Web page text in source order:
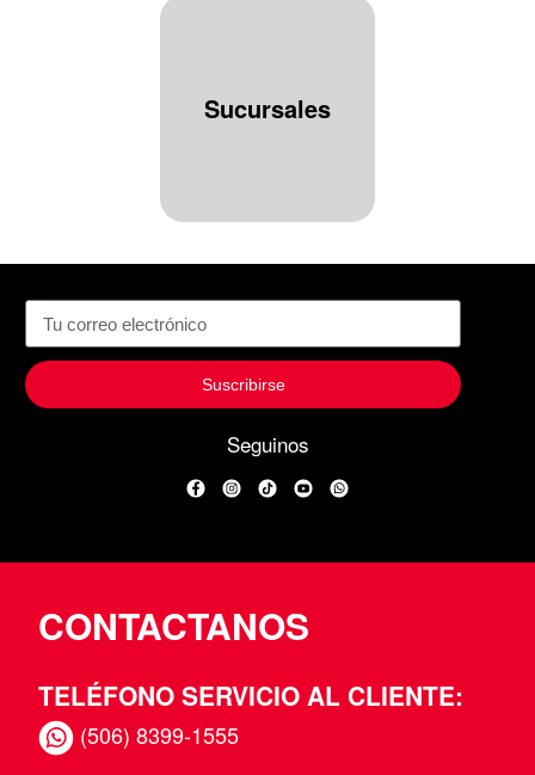
Sucursales
Suscribirse
Seguinos
FacebookInstagram
TikTokYouTubeWhatsApp
CONTACTANOS
TELÉFONO SERVICIO AL CLIENTE:
(506) 8399-1555